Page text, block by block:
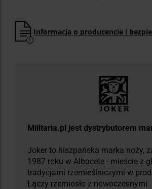
Informacja o producencie i
Militaria.pl jest dystrybutorem
Joker to hiszpańska marka noży,
1987 roku w Albacete - mieście z
tradycjami rzemieślniczymi w
Łączy rzemiosło z nowoczesnymi